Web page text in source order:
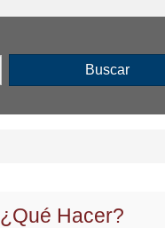
Buscar
¿Qué Hacer?